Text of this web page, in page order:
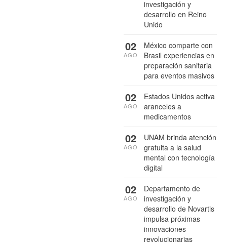
investigación y
desarrollo en Reino
Unido
México comparte con
Brasil experiencias en
preparación sanitaria
para eventos masivos
02
AGO
Estados Unidos activa
aranceles a
medicamentos
02
AGO
UNAM brinda atención
gratuita a la salud
mental con tecnología
digital
02
AGO
Departamento de
investigación y
desarrollo de Novartis
impulsa próximas
innovaciones
revolucionarias
02
AGO